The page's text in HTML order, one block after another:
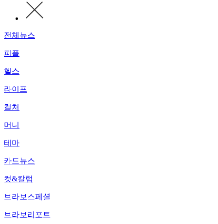
전체뉴스
피플
헬스
라이프
컬처
머니
테마
카드뉴스
컷&칼럼
브라보스페셜
브라보리포트